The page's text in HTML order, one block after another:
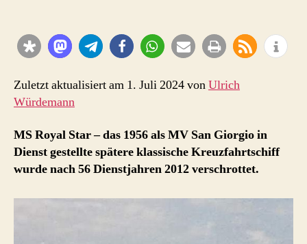
Zuletzt aktualisiert am 1. Juli 2024 vonUlrich
Würdemann
MS Royal Star – das 1956 als MV San Giorgio in
Dienst gestellte spätere klassische Kreuzfahrtschiff
wurde nach 56 Dienstjahren 2012 verschrottet.